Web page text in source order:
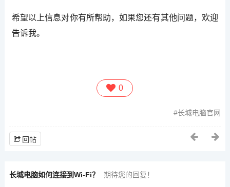
希望以上信息对你有所帮助，如果您还有其他问题，欢迎
告诉我。
0
长城电脑官网
回帖
长城电脑如何连接到Wi-Fi？ 期待您的回复！